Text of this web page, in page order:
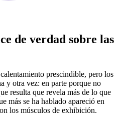
de verdad sobre las
prescindible, pero los
y otra vez: en parte porque no
resulta que revela más de lo que
más se ha hablado apareció en
los músculos de exhibición.